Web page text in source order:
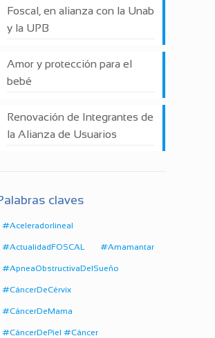
Foscal, en alianza con la Unab
y la UPB
Amor y protección para el
bebé
Renovación de Integrantes de
la Alianza de Usuarios
claves
#Aceleradorlineal
#ActualidadFOSCAL #Amamantar
#ApneaObstructivaDelSueño
#CáncerDeCérvix
#CáncerDeMama
#CáncerDePiel #Cáncer